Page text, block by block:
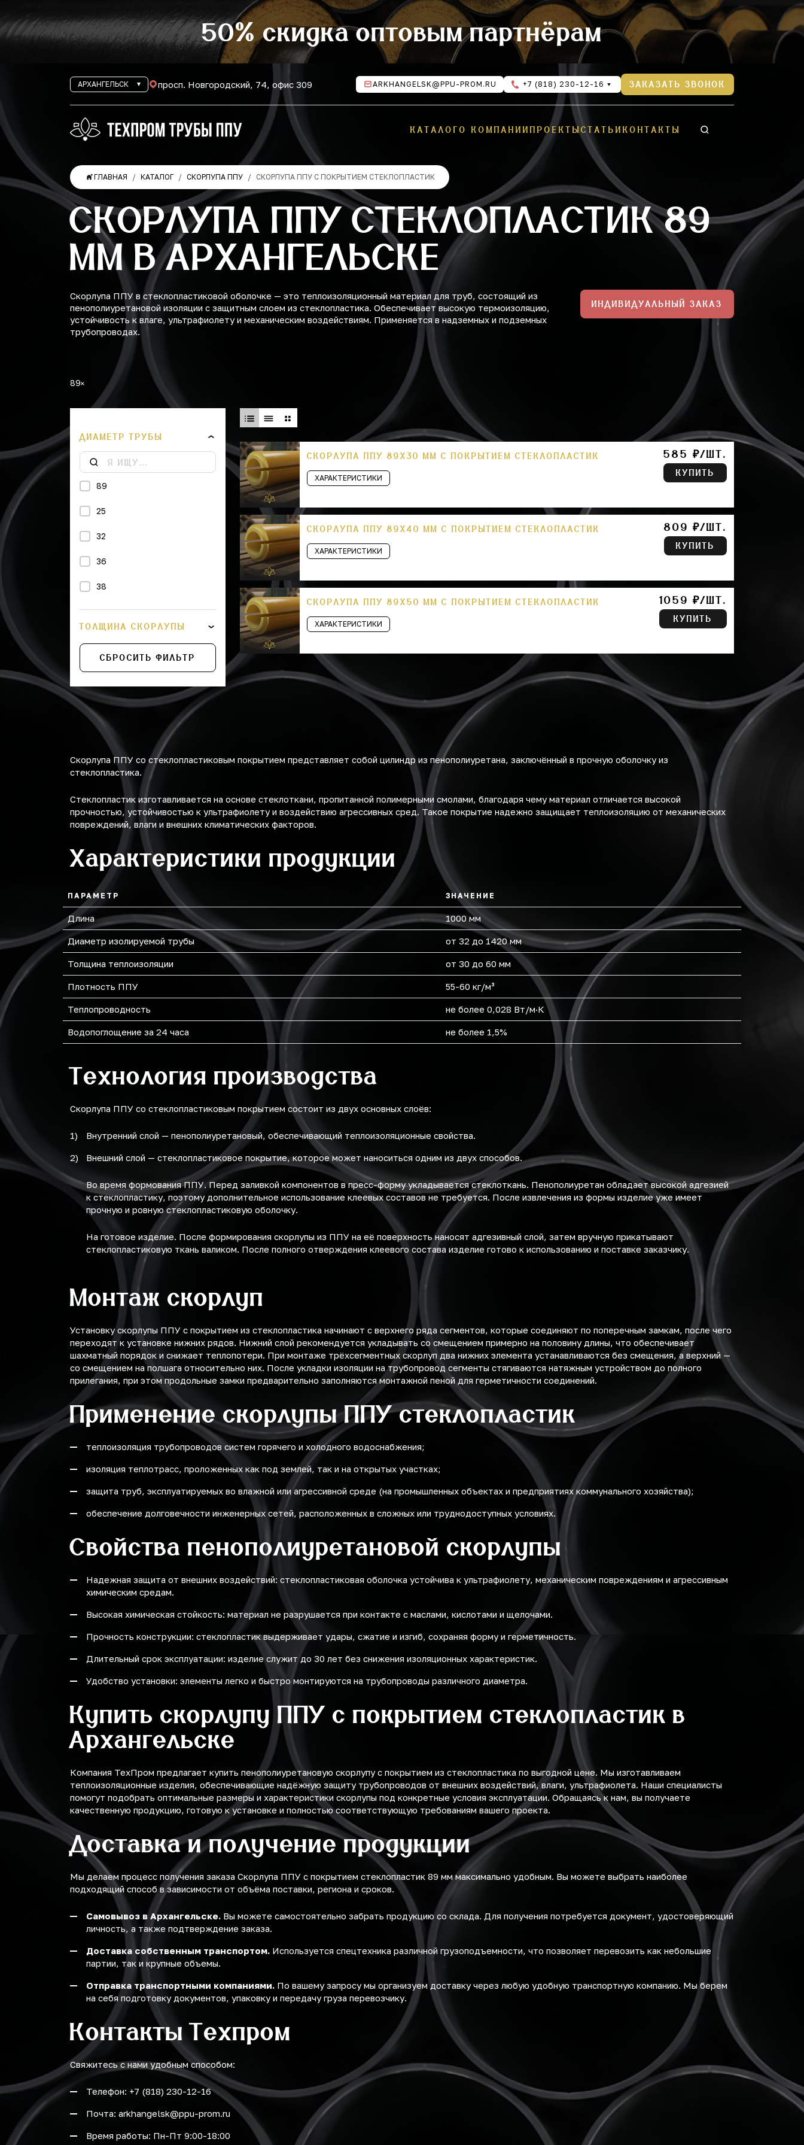
50% скидка оптовым партнёрам
АРХАНГЕЛЬСК просп. Новгородский, 74, офис 309 ARKHANGELSK@PPU-PROM.RU +7 (818) 230-12-16 ЗАКАЗАТЬ ЗВОНОК
КАТАЛОГО КОМПАНИИ ПРОЕКТЫСТАТЬИ КОНТАКТЫ
ГЛАВНАЯ КАТАЛОГ СКОРЛУПА ППУ СКОРЛУПА ППУ С ПОКРЫТИЕМ СТЕКЛОПЛАСТИК
СКОРЛУПА ППУ СТЕКЛОПЛАСТИК 89
ММ В АРХАНГЕЛЬСКЕ
Скорлупа ППУ в стеклопластиковой оболочке — это теплоизоляционный материал для труб, состоящий из
пенополиуретановой изоляции с защитным слоем из стеклопластика. Обеспечивает высокую термоизоляцию,
устойчивость к влаге, ультрафиолету и механическим воздействиям. Применяется в надземных и подземных
трубопроводах.
ИНДИВИДУАЛЬНЫЙ ЗАКАЗ
89
ДИАМЕТР ТРУБЫ
89
25
32
36
38
43
48
57
76
108
114
159
273
ТОЛЩИНА СКОРЛУПЫ
СБРОСИТЬ ФИЛЬТР
СКОРЛУПА ППУ 89Х30 ММ С ПОКРЫТИЕМ СТЕКЛОПЛАСТИК
ХАРАКТЕРИСТИКИ
585 ₽/ШТ.
КУПИТЬ
СКОРЛУПА ППУ 89Х40 ММ С ПОКРЫТИЕМ СТЕКЛОПЛАСТИК
ХАРАКТЕРИСТИКИ
809 ₽/ШТ.
КУПИТЬ
СКОРЛУПА ППУ 89Х50 ММ С ПОКРЫТИЕМ СТЕКЛОПЛАСТИК
ХАРАКТЕРИСТИКИ
1059 ₽/ШТ.
КУПИТЬ
Скорлупа ППУ со стеклопластиковым покрытием представляет собой цилиндр из пенополиуретана, заключённый в прочную оболочку из
стеклопластика.
Стеклопластик изготавливается на основе стеклоткани, пропитанной полимерными смолами, благодаря чему материал отличается высокой
прочностью, устойчивостью к ультрафиолету и воздействию агрессивных сред. Такое покрытие надежно защищает теплоизоляцию от механических
повреждений, влаги и внешних климатических факторов.
Характеристики продукции
ПАРАМЕТР ЗНАЧЕНИЕ
Длина 1000 мм
Диаметр изолируемой трубы от 32 до 1420 мм
Толщина теплоизоляции от 30 до 60 мм
Плотность ППУ 55-60 кг/м³
Теплопроводность не более 0,028 Вт/м·К
Водопоглощение за 24 часа не более 1,5%
Технология производства
Скорлупа ППУ со стеклопластиковым покрытием состоит из двух основных слоёв:
Внутренний слой — пенополиуретановый, обеспечивающий теплоизоляционные свойства.
Внешний слой — стеклопластиковое покрытие, которое может наноситься одним из двух способов.
Во время формования ППУ. Перед заливкой компонентов в пресс-форму укладывается стеклоткань. Пенополиуретан обладает высокой адгезией
к стеклопластику, поэтому дополнительное использование клеевых составов не требуется. После извлечения из формы изделие уже имеет
прочную и ровную стеклопластиковую оболочку.
На готовое изделие. После формирования скорлупы из ППУ на её поверхность наносят адгезивный слой, затем вручную прикатывают
стеклопластиковую ткань валиком. После полного отверждения клеевого состава изделие готово к использованию и поставке заказчику.
Монтаж скорлуп
Установку скорлупы ППУ с покрытием из стеклопластика начинают с верхнего ряда сегментов, которые соединяют по поперечным замкам, после чего
переходят к установке нижних рядов. Нижний слой рекомендуется укладывать со смещением примерно на половину длины, что обеспечивает
шахматный порядок и снижает теплопотери. При монтаже трёхсегментных скорлуп два нижних элемента устанавливаются без смещения, а верхний —
со смещением на полшага относительно них. После укладки изоляции на трубопровод сегменты стягиваются натяжным устройством до полного
прилегания, при этом продольные замки предварительно заполняются монтажной пеной для герметичности соединений.
Применение скорлупы ППУ стеклопластик
теплоизоляция трубопроводов систем горячего и холодного водоснабжения;
изоляция теплотрасс, проложенных как под землей, так и на открытых участках;
защита труб, эксплуатируемых во влажной или агрессивной среде (на промышленных объектах и предприятиях коммунального хозяйства);
обеспечение долговечности инженерных сетей, расположенных в сложных или труднодоступных условиях.
Свойства пенополиуретановой скорлупы
Надежная защита от внешних воздействий: стеклопластиковая оболочка устойчива к ультрафиолету, механическим повреждениям и агрессивным
химическим средам.
Высокая химическая стойкость: материал не разрушается при контакте с маслами, кислотами и щелочами.
Прочность конструкции: стеклопластик выдерживает удары, сжатие и изгиб, сохраняя форму и герметичность.
Длительный срок эксплуатации: изделие служит до 30 лет без снижения изоляционных характеристик.
Удобство установки: элементы легко и быстро монтируются на трубопроводы различного диаметра.
Купить скорлупу ППУ с покрытием стеклопластик в
Архангельске
Компания ТехПром предлагает купить пенополиуретановую скорлупу с покрытием из стеклопластика по выгодной цене. Мы изготавливаем
теплоизоляционные изделия, обеспечивающие надёжную защиту трубопроводов от внешних воздействий, влаги, ультрафиолета. Наши специалисты
помогут подобрать оптимальные размеры и характеристики скорлупы под конкретные условия эксплуатации. Обращаясь к нам, вы получаете
качественную продукцию, готовую к установке и полностью соответствующую требованиям вашего проекта.
Доставка и получение продукции
Мы делаем процесс получения заказа Скорлупа ППУ с покрытием стеклопластик 89 мм максимально удобным. Вы можете выбрать наиболее
подходящий способ в зависимости от объёма поставки, региона и сроков.
Самовывоз в Архангельске. Вы можете самостоятельно забрать продукцию со склада. Для получения потребуется документ, удостоверяющий
личность, а также подтверждение заказа.
Доставка собственным транспортом. Используется спецтехника различной грузоподъемности, что позволяет перевозить как небольшие
партии, так и крупные объемы.
Отправка транспортными компаниями. По вашему запросу мы организуем доставку через любую удобную транспортную компанию. Мы берем
на себя подготовку документов, упаковку и передачу груза перевозчику.
Контакты Техпром
Свяжитесь с нами удобным способом:
Телефон: +7 (818) 230-12-16
Почта: arkhangelsk@ppu-prom.ru
Время работы: Пн-Пт 9:00-18:00